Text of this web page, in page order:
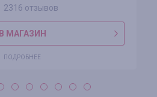
2316 отзывов
В МАГАЗИН
ПОДРОБНЕЕ